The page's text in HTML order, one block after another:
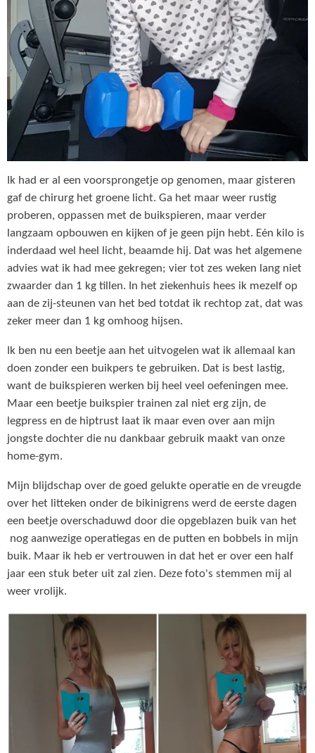
Ik had er al een voorsprongetje op genomen, maar gisteren
gaf de chirurg het groene licht. Ga het maar weer rustig
proberen, oppassen met de buikspieren, maar verder
langzaam opbouwen en kijken of je geen pijn hebt. Eén kilo is
inderdaad wel heel licht, beaamde hij. Dat was het algemene
advies wat ik had mee gekregen; vier tot zes weken lang niet
zwaarder dan 1 kg tillen. In het ziekenhuis hees ik mezelf op
aan de zij-steunen van het bed totdat ik rechtop zat, dat was
zeker meer dan 1 kg omhoog hijsen.
Ik ben nu een beetje aan het uitvogelen wat ik allemaal kan
doen zonder een buikpers te gebruiken. Dat is best lastig,
want de buikspieren werken bij heel veel oefeningen mee.
Maar een beetje buikspier trainen zal niet erg zijn, de
legpress en de hiptrust laat ik maar even over aan mijn
jongste dochter die nu dankbaar gebruik maakt van onze
home-gym.
Mijn blijdschap over de goed gelukte operatie en de vreugde
over het litteken onder de bikinigrens werd de eerste dagen
een beetje overschaduwd door die opgeblazen buik van het
nog aanwezige operatiegas en de putten en bobbels in mijn
buik. Maar ik heb er vertrouwen in dat het er over een half
jaar een stuk beter uit zal zien. Deze foto's stemmen mij al
weer vrolijk.